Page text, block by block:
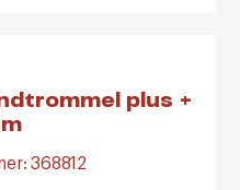
plus +
368812